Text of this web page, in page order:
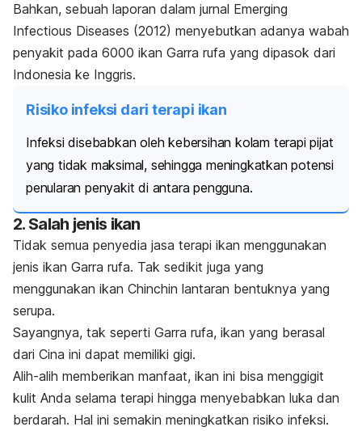
Bahkan, sebuah laporan dalam jurnal Emerging
Infectious Diseases (2012) menyebutkan adanya wabah
penyakit pada 6000 ikan Garra rufa yang dipasok dari
Indonesia ke Inggris.
Risiko infeksi dari terapi ikan
Infeksi disebabkan oleh kebersihan kolam terapi pijat
yang tidak maksimal, sehingga meningkatkan potensi
penularan penyakit di antara pengguna.
2. Salah jenis ikan
Tidak semua penyedia jasa terapi ikan menggunakan
jenis ikan Garra rufa. Tak sedikit juga yang
menggunakan ikan Chinchin lantaran bentuknya yang
serupa.
Sayangnya, tak seperti Garra rufa, ikan yang berasal
dari Cina ini dapat memiliki gigi.
Alih-alih memberikan manfaat, ikan ini bisa menggigit
kulit Anda selama terapi hingga menyebabkan luka dan
berdarah. Hal ini semakin meningkatkan risiko infeksi.